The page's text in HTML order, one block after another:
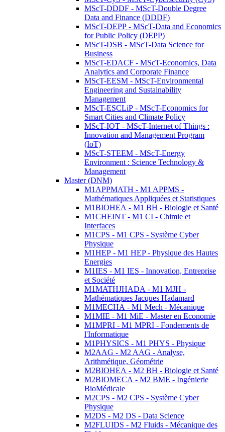
MScT-DDDF - MScT-Double Degree
Data and Finance (DDDF)
MScT-DEPP - MScT-Data and Economics
for Public Policy (DEPP)
MScT-DSB - MScT-Data Science for
Business
MScT-EDACF - MScT-Economics, Data
Analytics and Corporate Finance
MScT-EESM - MScT-Environmental
Engineering and Sustainability
Management
MScT-ESCLiP - MScT-Economics for
Smart Cities and Climate Policy
MScT-IOT - MScT-Internet of Things :
Innovation and Management Program
(IoT)
MScT-STEEM - MScT-Energy
Environment : Science Technology &
Management
Master (DNM)
M1APPMATH - M1 APPMS -
Mathématiques Appliquées et Statistiques
M1BIOHEA - M1 BH - Biologie et Santé
M1CHEINT - M1 CI - Chimie et
Interfaces
M1CPS - M1 CPS - Système Cyber
Physique
M1HEP - M1 HEP - Physique des Hautes
Energies
M1IES - M1 IES - Innovation, Entreprise
et Société
M1MATHJHADA - M1 MJH -
Mathématiques Jacques Hadamard
M1MECHA - M1 Mech - Mécanique
M1MIE - M1 MiE - Master en Economie
M1MPRI - M1 MPRI - Fondements de
l'Informatique
M1PHYSICS - M1 PHYS - Physique
M2AAG - M2 AAG - Analyse,
Arithmétique, Géométrie
M2BIOHEA - M2 BH - Biologie et Santé
M2BIOMECA - M2 BME - Ingénierie
BioMédicale
M2CPS - M2 CPS - Système Cyber
Physique
M2DS - M2 DS - Data Science
M2FLUIDS - M2 Fluids - Mécanique des